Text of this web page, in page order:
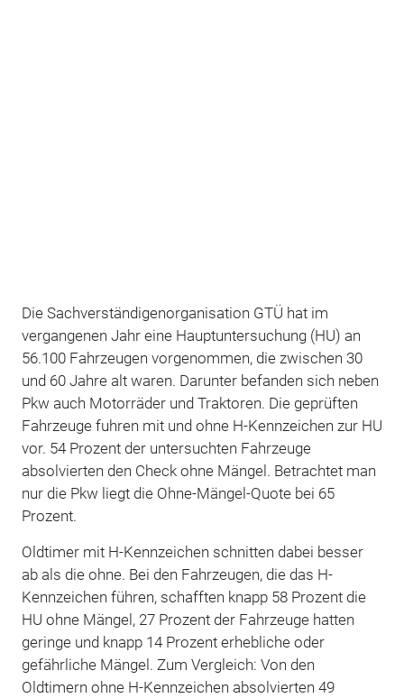
Die Sachverständigenorganisation GTÜ hat im
vergangenen Jahr eine Hauptuntersuchung (HU) an
56.100 Fahrzeugen vorgenommen, die zwischen 30
und 60 Jahre alt waren. Darunter befanden sich neben
Pkw auch Motorräder und Traktoren. Die geprüften
Fahrzeuge fuhren mit und ohne H-Kennzeichen zur HU
vor. 54 Prozent der untersuchten Fahrzeuge
absolvierten den Check ohne Mängel. Betrachtet man
nur die Pkw liegt die Ohne-Mängel-Quote bei 65
Prozent.
Oldtimer mit H-Kennzeichen schnitten dabei besser
ab als die ohne. Bei den Fahrzeugen, die das H-
Kennzeichen führen, schafften knapp 58 Prozent die
HU ohne Mängel, 27 Prozent der Fahrzeuge hatten
geringe und knapp 14 Prozent erhebliche oder
gefährliche Mängel. Zum Vergleich: Von den
Oldtimern ohne H-Kennzeichen absolvierten 49